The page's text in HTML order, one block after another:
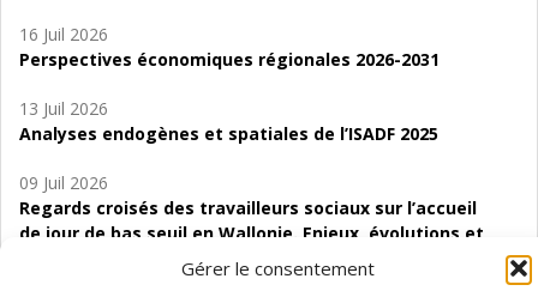
Gérer le consentement
16 Juil 2026
Perspectives économiques régionales 2026-2031
13 Juil 2026
Analyses endogènes et spatiales de l’ISADF 2025
09 Juil 2026
Regards croisés des travailleurs sociaux sur l’accueil
de jour de bas seuil en Wallonie. Enjeux, évolutions et